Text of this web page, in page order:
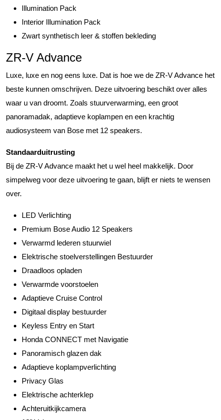
Illumination Pack
Interior Illumination Pack
Zwart synthetisch leer & stoffen bekleding
ZR-V Advance
Luxe, luxe en nog eens luxe. Dat is hoe we de ZR-V Advance het
beste kunnen omschrijven. Deze uitvoering beschikt over alles
waar u van droomt. Zoals stuurverwarming, een groot
panoramadak, adaptieve koplampen en een krachtig
audiosysteem van Bose met 12 speakers.
Standaarduitrusting
Bij de ZR-V Advance maakt het u wel heel makkelijk. Door
simpelweg voor deze uitvoering te gaan, blijft er niets te wensen
over.
LED Verlichting
Premium Bose Audio 12 Speakers
Verwarmd lederen stuurwiel
Elektrische stoelverstellingen Bestuurder
Draadloos opladen
Verwarmde voorstoelen
Adaptieve Cruise Control
Digitaal display bestuurder
Keyless Entry en Start
Honda CONNECT met Navigatie
Panoramisch glazen dak
Adaptieve koplampverlichting
Privacy Glas
Elektrische achterklep
Achteruitkijkcamera